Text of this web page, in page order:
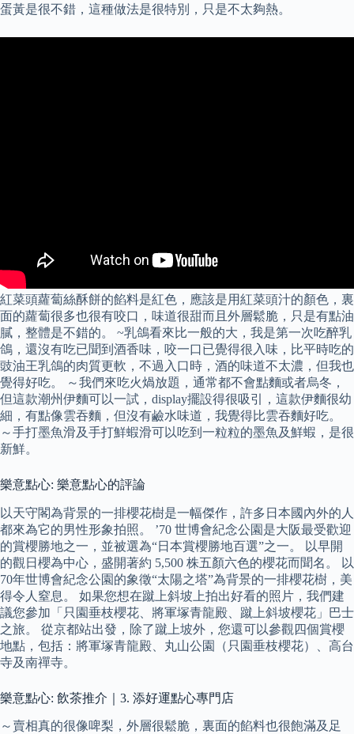
蛋黃是很不錯，這種做法是很特別，只是不太夠熱。
紅菜頭蘿蔔絲酥餅的餡料是紅色，應該是用紅菜頭汁的顏色，裏
面的蘿蔔很多也很有咬口，味道很甜而且外層鬆脆，只是有點油
膩，整體是不錯的。 ~乳鴿看來比一般的大，我是第一次吃醉乳
鴿，還沒有吃已聞到酒香味，咬一口已覺得很入味，比平時吃的
豉油王乳鴿的肉質更軟，不過入口時，酒的味道不太濃，但我也
覺得好吃。 ～我們來吃火煱放題，通常都不會點麵或者烏冬，
但這款潮州伊麵可以一試，display擺設得很吸引，這款伊麵很幼
細，有點像雲吞麵，但沒有鹼水味道，我覺得比雲吞麵好吃。
～手打墨魚滑及手打鮮蝦滑可以吃到一粒粒的墨魚及鮮蝦，是很
新鮮。
樂意點心: 樂意點心的評論
以天守閣為背景的一排櫻花樹是一幅傑作，許多日本國內外的人
都來為它的男性形象拍照。 ’70 世博會紀念公園是大阪最受歡迎
的賞櫻勝地之一，並被選為“日本賞櫻勝地百選”之一。 以早開
的觀日櫻為中心，盛開著約 5,500 株五顏六色的櫻花而聞名。 以
70年世博會紀念公園的象徵“太陽之塔”為背景的一排櫻花樹，美
得令人窒息。 如果您想在蹴上斜坡上拍出好看的照片，我們建
議您參加「只園垂枝櫻花、將軍塚青龍殿、蹴上斜坡櫻花」巴士
之旅。 從京都站出發，除了蹴上坡外，您還可以參觀四個賞櫻
地點，包括：將軍塚青龍殿、丸山公園（只園垂枝櫻花）、高台
寺及南禪寺。
樂意點心: 飲茶推介｜3. 添好運點心專門店
～賣相真的很像啤梨，外層很鬆脆，裏面的餡料也很飽滿及足